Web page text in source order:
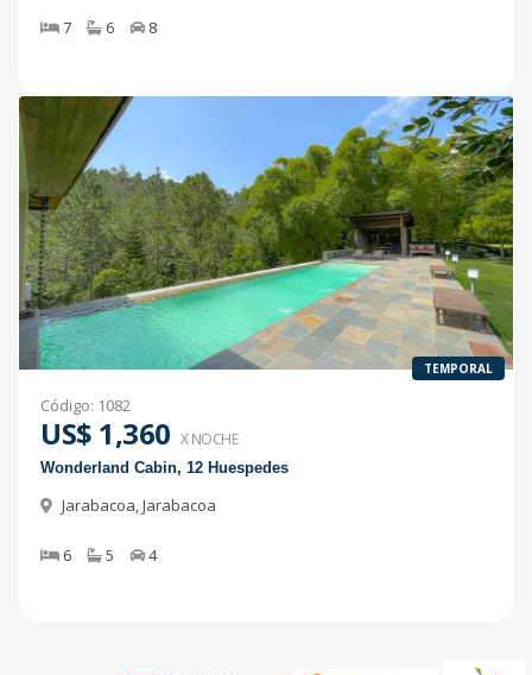
7 6 8
TEMPORAL
Código: 1082
US$ 1,360 X NOCHE
Wonderland Cabin, 12 Huespedes
Jarabacoa,Jarabacoa
6 5 4